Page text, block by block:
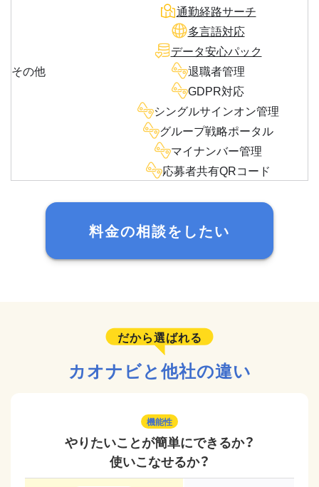
その他
通勤経路サーチ
多言語対応
データ安心パック
退職者管理
GDPR対応
シングルサインオン管理
グループ戦略ポータル
マイナンバー管理
応募者共有QRコード
料金の相談をしたい
だから選ばれる
カオナビと他社の違い
機能性
やりたいことが簡単にできるか？
使いこなせるか？